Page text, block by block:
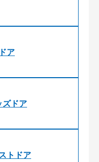
ア
ドア
トドア